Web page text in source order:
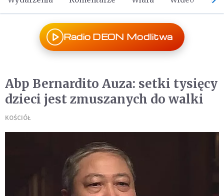
Radio DEON Modlitwa
Abp Bernardito Auza: setki tysięcy
dzieci jest zmuszanych do walki
KOŚCIÓŁ